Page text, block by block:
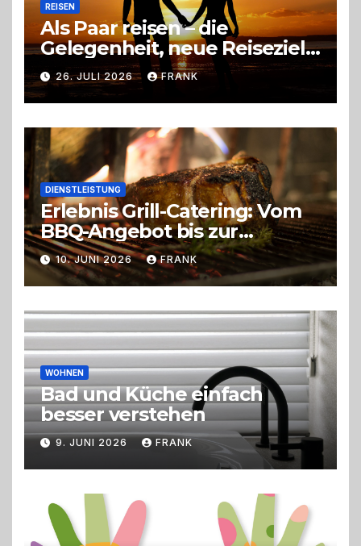
REISEN
Als Paar reisen – die
Gelegenheit, neue Reiseziele
zu entdecken
26. JULI 2026 FRANK
DIENSTLEISTUNG
Erlebnis Grill-Catering: Vom
BBQ-Angebot bis zur
perfekten Eventorganisation
Trend zu Outdoor-Events,
Erlebnisgastronomie und
Live-Cooking
10. JUNI 2026 FRANK
WOHNEN
Bad und Küche einfach
besser verstehen
9. JUNI 2026 FRANK